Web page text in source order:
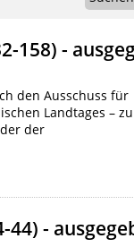
158) -
den Ausschuss für
Landtages –
der
44) -